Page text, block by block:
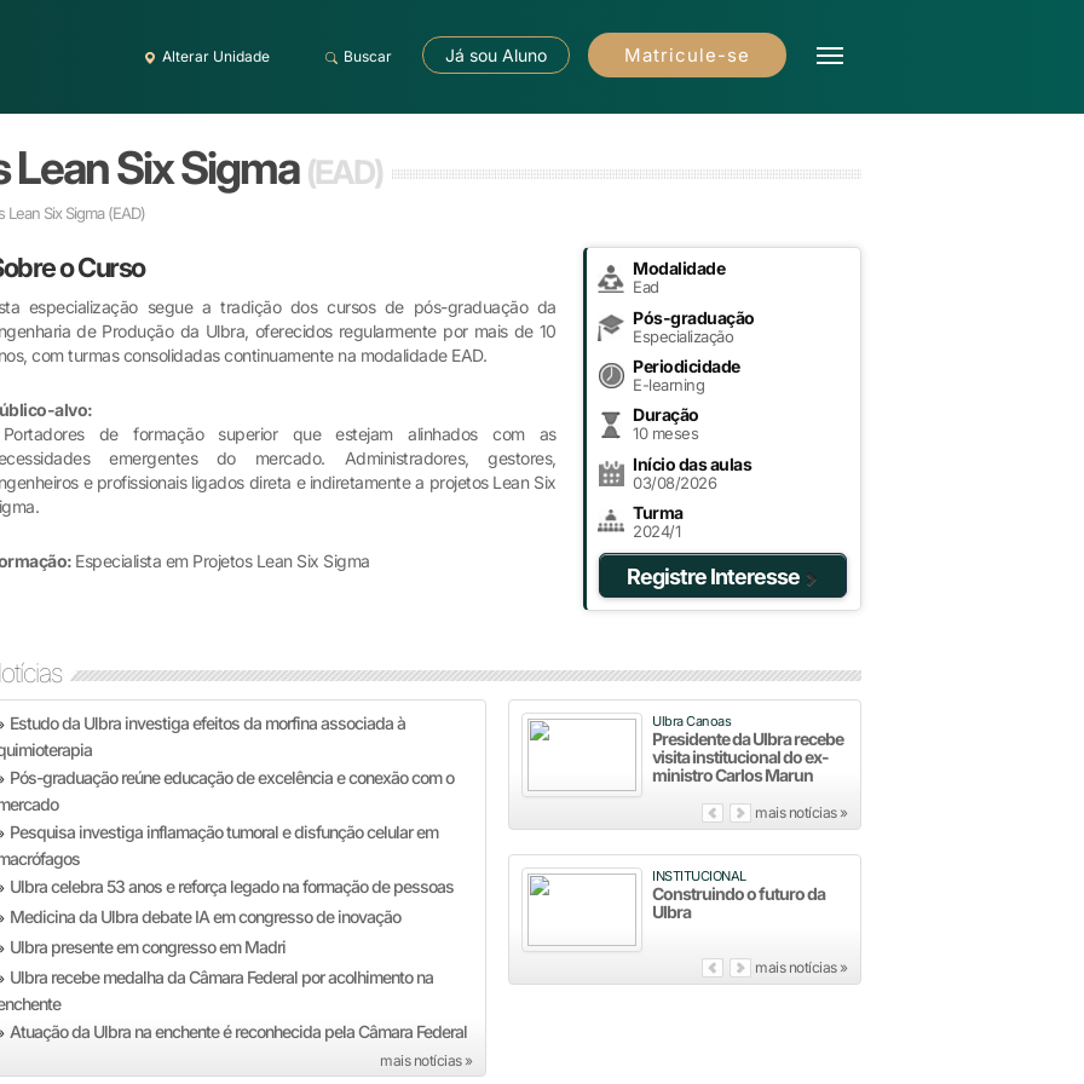
Alterar Unidade Buscar Já sou Aluno Matricule-se
Lean Six Sigma (EAD)
Six Sigma(EAD)
o Curso
especialização segue a tradição dos cursos de pós-graduação da
de Produção da Ulbra, oferecidos regularmente por mais de 10
com turmas consolidadas continuamente na modalidade EAD.
alvo:
de formação superior que estejam alinhados com as
emergentes do mercado. Administradores, gestores,
e profissionais ligados direta e indiretamente a projetos Lean Six
Especialista em Projetos Lean Six Sigma
Modalidade
Ead
Pós-graduação
Especialização
Periodicidade
E-learning
Duração
10 meses
Início das aulas
03/08/2026
Turma
2024/1
Registre Interesse
Estudo da Ulbra investiga efeitos da morfina associada à
Pós-graduação reúne educação de excelência e conexão com o
Pesquisa investiga inflamação tumoral e disfunção celular em
Ulbra celebra 53 anos e reforça legado na formação de pessoas
Medicina da Ulbra debate IA em congresso de inovação
Ulbra presente em congresso em Madri
Ulbra recebe medalha da Câmara Federal por acolhimento na
Atuação da Ulbra na enchente é reconhecida pela Câmara Federal
mais notícias »
Ulbra Canoas
Presidente da Ulbra recebe
visita institucional do ex-
ministro Carlos Marun
mais notícias »
INSTITUCIONAL
Construindo o futuro da
Ulbra
mais notícias »